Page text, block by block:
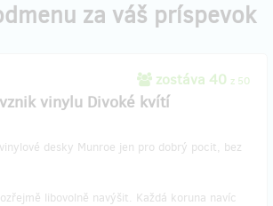
za váš príspevok
zostáva 40 z 50
vinylu Divoké kvítí
desky Munroe jen pro dobrý pocit, bez
libovolně navýšit. Každá koruna navíc